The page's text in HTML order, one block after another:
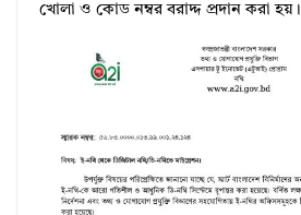
খোলা ও কোড নম্বর বরাদ্দ প্রদান করা হয়।